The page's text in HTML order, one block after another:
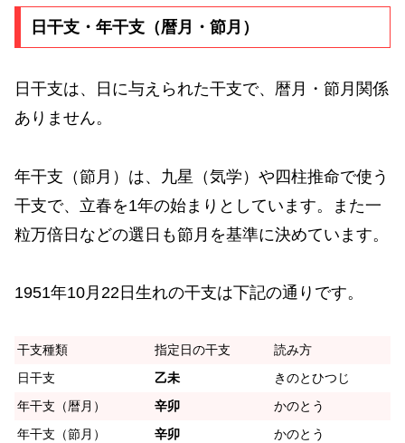
日干支・年干支（暦月・節月）
日干支は、日に与えられた干支で、暦月・節月関係
ありません。
年干支（節月）は、九星（気学）や四柱推命で使う
干支で、立春を1年の始まりとしています。また一
粒万倍日などの選日も節月を基準に決めています。
1951年10月22日生れの干支は下記の通りです。
干支種類 指定日の干支
読み方
日干支
乙未
きのとひつじ
年干支（暦月）
辛卯
かのとう
年干支（節月）
辛卯 かのとう